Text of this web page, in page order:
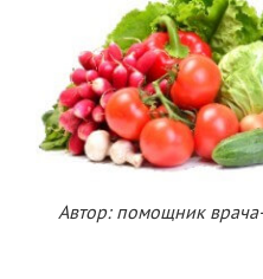
Автор: помощник